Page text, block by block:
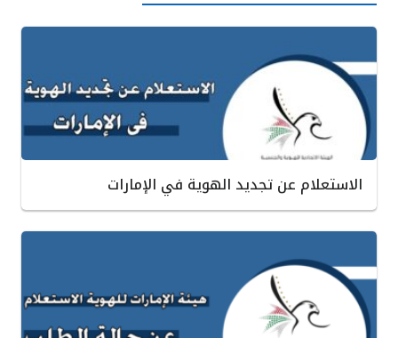
الاستعلام عن تجديد الهوية في الإمارات